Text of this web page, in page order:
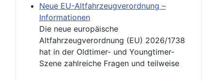
Neue EU-Altfahrzeugverordnung –
Informationen
Die neue europäische
Altfahrzeugverordnung (EU) 2026/1738
hat in der Oldtimer- und Youngtimer-
Szene zahlreiche Fragen und teilweise